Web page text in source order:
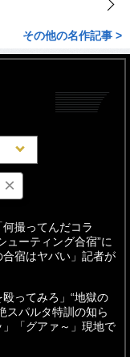
その他の名作記事 >
週間
何撮ってんだコラ
ューティング合宿”に
宿はヤバい」記者が
ってみろ」“地獄の
スパルタ特訓の知ら
「グアァ～」現地で
×